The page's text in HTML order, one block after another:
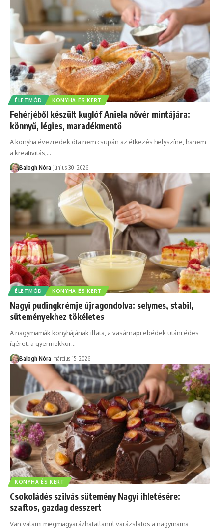
ÉLETMÓD KONYHA ÉS KERT
Fehérjéből készült kuglóf Aniela nővér mintájára:
könnyű, légies, maradékmentő
A konyha évezredek óta nem csupán az étkezés helyszíne, hanem
a kreativitás, …
Balogh Nóra június 30, 2026
ÉLETMÓD KONYHA ÉS KERT
Nagyi pudingkrémje újragondolva: selymes, stabil,
süteményekhez tökéletes
A nagymamák konyhájának illata, a vasárnapi ebédek utáni édes
ígéret, a gyermekkor…
Balogh Nóra március 15, 2026
KONYHA ÉS KERT
Csokoládés szilvás sütemény Nagyi ihletésére:
szaftos, gazdag desszert
Van valami megmagyarázhatatlanul varázslatos a nagymama